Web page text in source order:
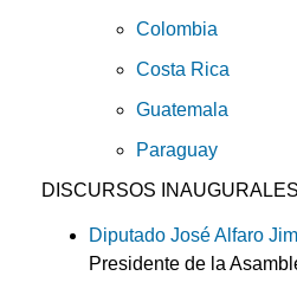
Colombia
Costa Rica
Guatemala
Paraguay
DISCURSOS INAUGURALES
Diputado José Alfaro
Presidente de la